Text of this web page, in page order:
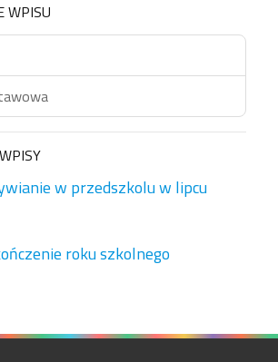
WPISU
w przedszkolu w lipcu
roku szkolnego